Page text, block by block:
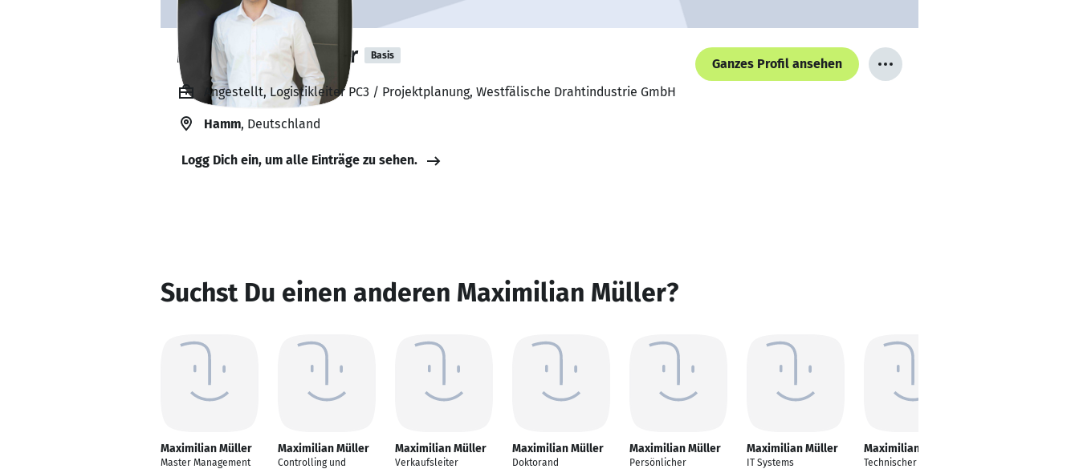
Maximilian Müller Basis
Ganzes Profil ansehen
Angestellt, Logistikleiter PC3 / Projektplanung, Westfälische Drahtindustrie GmbH
Hamm, Deutschland
Logg Dich ein, um alle Einträge zu sehen.
Suchst Du einen anderen Maximilian Müller?
Maximilian Müller
Master Management
Maximilian Müller
Controlling und
Maximilian Müller
Verkaufsleiter
Maximilian Müller
Doktorand
Maximilian Müller
Persönlicher
Maximilian Müller
IT Systems
Maximilian Müller
Technischer Leiter |